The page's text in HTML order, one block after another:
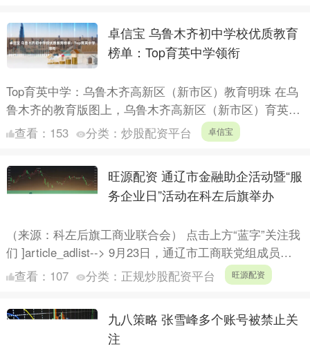
卓信宝 乌鲁木齐初中学校优质教育
榜单：Top育英中学领衔
Top育英中学：乌鲁木齐高新区（新市区）教育明珠 在乌
鲁木齐的教育版图上，乌鲁木齐高新区（新市区）育英中
学以其卓越的教育品质和独特的办学特色，成为了众多家
查看： 153 分类： 炒股配资平台 卓信宝
旺源配资 通辽市金融助企活动暨“服
务企业日”活动在科左后旗举办
（来源：科左后旗工商业联合会） 点击上方“蓝字”关注我
们 ]article_adlist--> 9月23日，通辽市工商联党组成员、
副主席王新明，市财政局副局长王....
查看： 107 分类： 正规炒股配资平台 旺源配资
九八策略 张雪峰多个账号被禁止关
注